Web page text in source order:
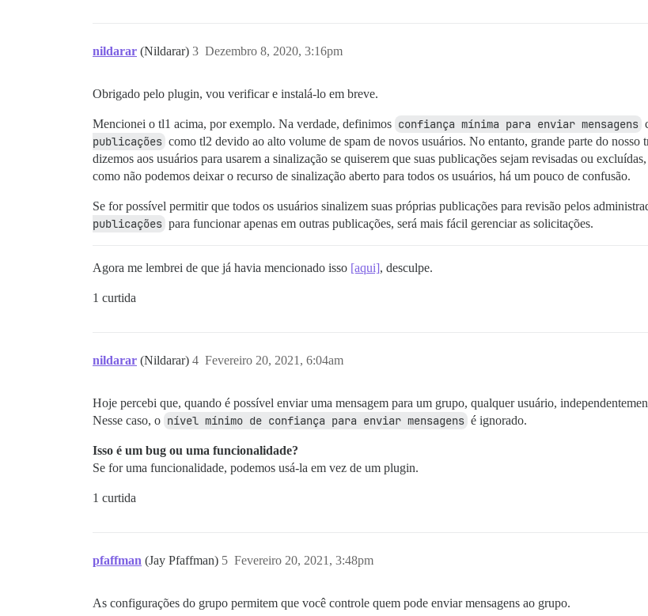
nildarar (Nildarar) Dezembro 8, 2020, 3:16pm
3
Obrigado pelo plugin, vou verificar e instalá-lo em breve.
Mencionei o tl1 acima, por exemplo. Na verdade, definimos confiança mínima para enviar mensagens
publicações como tl2 devido ao alto volume de spam de novos usuários. No entanto, grande parte do
dizemos aos usuários para usarem a sinalização se quiserem que suas publicações sejam revisadas ou
como não podemos deixar o recurso de sinalização aberto para todos os usuários, há um pouco de confusão.
Se for possível permitir que todos os usuários sinalizem suas próprias publicações para revisão pelos
publicações para funcionar apenas em outras publicações, será mais fácil gerenciar as solicitações.
Agora me lembrei de que já havia mencionado isso [aqui], desculpe.
1 curtida
nildarar (Nildarar) Fevereiro 20, 2021, 6:04am
4
Hoje percebi que, quando é possível enviar uma mensagem para um grupo, qualquer usuário,
Nesse caso, o nível mínimo de confiança para enviar mensagens é ignorado.
Isso é um bug ou uma funcionalidade?
Se for uma funcionalidade, podemos usá-la em vez de um plugin.
1 curtida
pfaffman (Jay Pfaffman) Fevereiro 20, 2021, 3:48pm
5
As configurações do grupo permitem que você controle quem pode enviar mensagens ao grupo.